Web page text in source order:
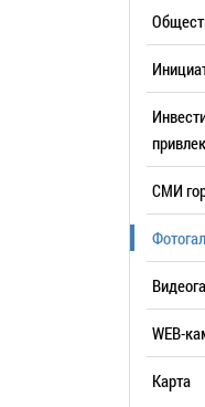
Список
СМИ
WEB-
Карта